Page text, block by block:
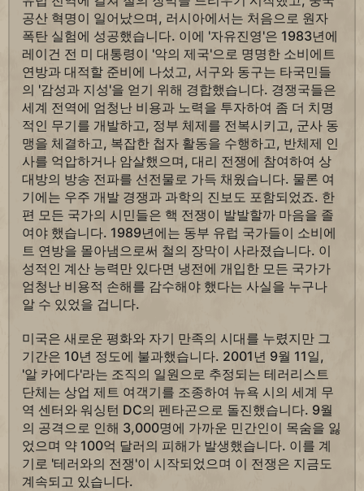
공산 혁명이 일어났으며, 러시아에서는 처음으로 원자
폭탄 실험에 성공했습니다. 이에 '자유진영'은 1983년에
레이건 전 미 대통령이 '악의 제국'으로 명명한 소비에트
연방과 대적할 준비에 나섰고, 서구와 동구는 타국민들
의 '감성과 지성'을 얻기 위해 경합했습니다. 경쟁국들은
세계 전역에 엄청난 비용과 노력을 투자하여 좀 더 치명
적인 무기를 개발하고, 정부 체제를 전복시키고, 군사 동
맹을 체결하고, 복잡한 첩자 활동을 수행하고, 반체제 인
사를 억압하거나 암살했으며, 대리 전쟁에 참여하여 상
대방의 방송 전파를 선전물로 가득 채웠습니다. 물론 여
기에는 우주 개발 경쟁과 과학의 진보도 포함되었죠. 한
편 모든 국가의 시민들은 핵 전쟁이 발발할까 마음을 졸
여야 했습니다. 1989년에는 동부 유럽 국가들이 소비에
트 연방을 몰아냄으로써 철의 장막이 사라졌습니다. 이
성적인 계산 능력만 있다면 냉전에 개입한 모든 국가가
엄청난 비용적 손해를 감수해야 했다는 사실을 누구나
알 수 있었을 겁니다.
미국은 새로운 평화와 자기 만족의 시대를 누렸지만 그
기간은 10년 정도에 불과했습니다. 2001년 9월 11일,
'알 카에다'라는 조직의 일원으로 추정되는 테러리스트
단체는 상업 제트 여객기를 조종하여 뉴욕 시의 세계 무
역 센터와 워싱턴 DC의 펜타곤으로 돌진했습니다. 9월
의 공격으로 인해 3,000명에 가까운 민간인이 목숨을 잃
었으며 약 100억 달러의 피해가 발생했습니다. 이를 계
기로 '테러와의 전쟁'이 시작되었으며 이 전쟁은 지금도
계속되고 있습니다.